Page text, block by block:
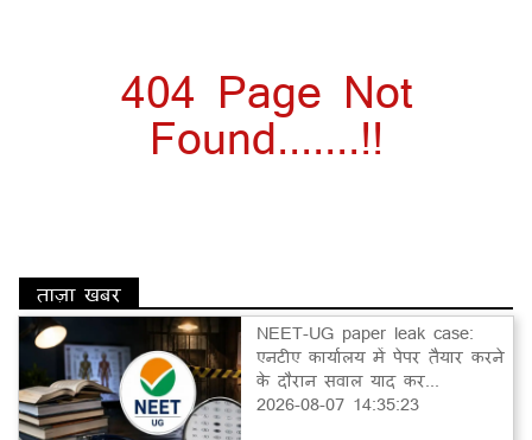
404 Page Not
Found.......!!
ताज़ा खबर
NEET-UG paper leak case:
एनटीए कार्यालय में पेपर तैयार करने
के दौरान सवाल याद कर...
2026-08-07 14:35:23